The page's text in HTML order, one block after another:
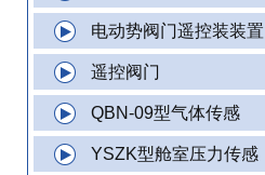
电动势阀门遥控装装置
遥控阀门
QBN-09型气体传感
YSZK型舱室压力传感